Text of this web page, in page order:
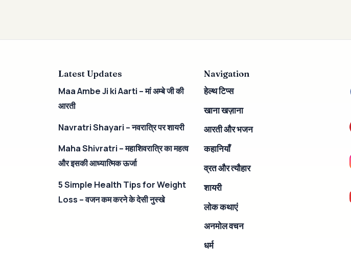
Latest Updates
Maa Ambe Ji ki Aarti – मां अम्बे जी की
आरती
Navratri Shayari – नवरात्रि पर शायरी
Maha Shivratri – महाशिवरात्रि का महत्व
और इसकी आध्यात्मिक ऊर्जा
5 Simple Health Tips for Weight
Loss – वजन कम करने के देसी नुस्खे
Navigation
हेल्थ टिप्स
खाना खज़ाना
आरती और भजन
कहानियाँ
व्रत और त्यौहार
शायरी
लोक कथाएं
अनमोल वचन
धर्म